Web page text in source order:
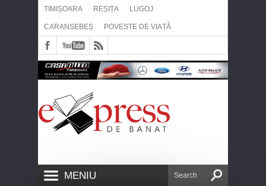
TIMIȘOARA REȘIȚA LUGOJ
CARANSEBEȘ POVESTE DE VIAȚĂ
MENIU